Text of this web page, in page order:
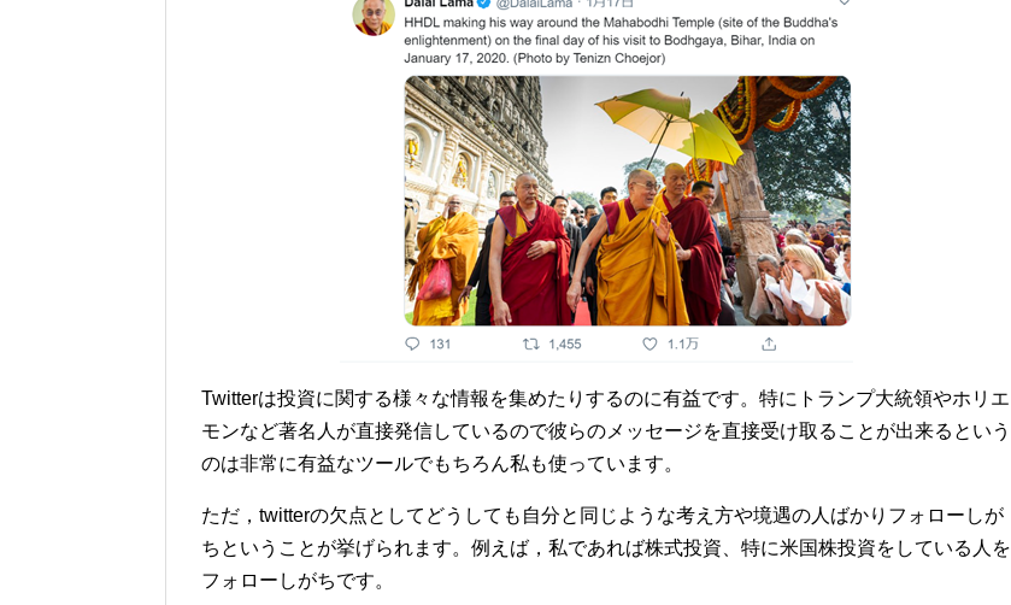
Twitterは投資に関する様々な情報を集めたりするのに有益です。特にトランプ大統領やホリエ
モンなど著名人が直接発信しているので彼らのメッセージを直接受け取ることが出来るという
のは非常に有益なツールでもちろん私も使っています。
ただ，twitterの欠点としてどうしても自分と同じような考え方や境遇の人ばかりフォローしが
ちということが挙げられます。例えば，私であれば株式投資、特に米国株投資をしている人を
フォローしがちです。